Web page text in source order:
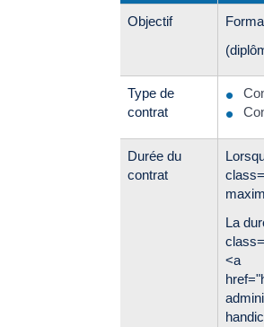
Objectif
Type de
contrat
Durée du
contrat
La
<a